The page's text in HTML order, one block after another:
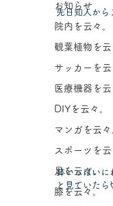
お知らせ
院内を云々。
観葉植物を云
サッカーを云
医療機器を云
DIYを云々。
マンガを云々
スポーツを云
足を云々。
膝を云々。
先日知人から
鉢いっぱいに
と見ていたら